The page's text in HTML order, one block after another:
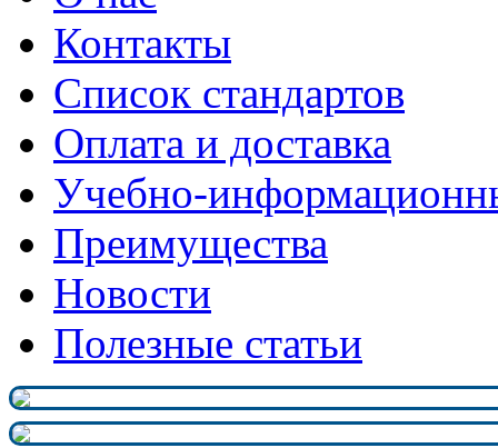
Контакты
Список стандартов
Оплата и доставка
Учебно-
Преимущества
Новости
Полезные статьи